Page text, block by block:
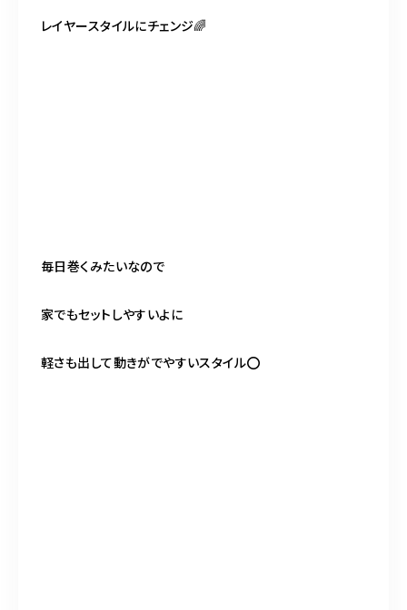
レイヤースタイルにチェンジ🌈
毎日巻くみたいなので
家でもセットしやすいよに
軽さも出して動きがでやすいスタイル⭕️